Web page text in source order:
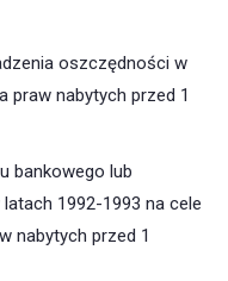
oszczędności w
praw nabytych przed 1
bankowego lub
1992-1993 na cele
nabytych przed 1